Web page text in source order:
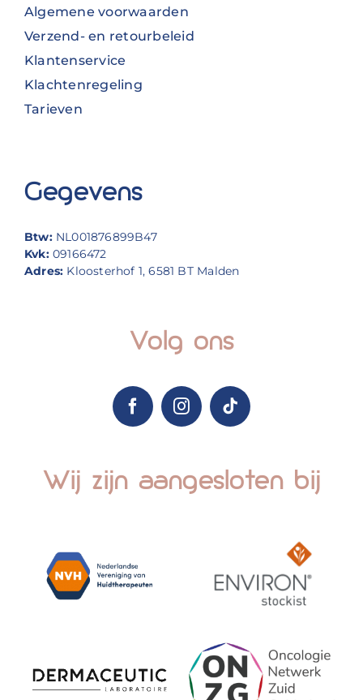
Algemene voorwaarden
Verzend- en retourbeleid
Klantenservice
Klachtenregeling
Tarieven
Gegevens
Btw: NL001876899B47
Kvk:09166472
Adres: Kloosterhof 1, 6581 BT Malden
Volg ons
Wij zijn aangesloten bij